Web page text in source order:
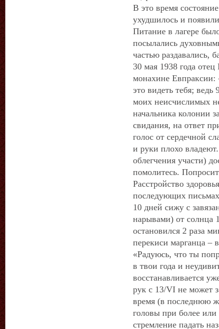
В это время
ухудшилось и
Питание в лагере
посылались
частью раздавались,
30 мая 1938 года
монахине Евпраксии:
это видеть тебя;
моих неисчислимых
начальника колонии
свидания, на ответ
голос от сердечной
и руки плохо
облегчения участи)
помолитесь.
Расстройство
последующих
10 дней сижу с
нарывами) от солнца
остановился 2 раза
перекиси марганца –
«Радуюсь, что ты
в твои года и
восстанавливается
рук с 13/VI не может
время (в последнюю
головы при более
стремление падать